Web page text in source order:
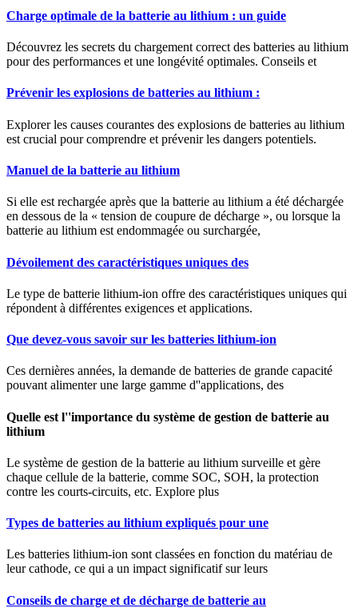
Charge optimale de la batterie au lithium : un guide
Découvrez les secrets du chargement correct des batteries au lithium
pour des performances et une longévité optimales. Conseils et
Prévenir les explosions de batteries au lithium :
Explorer les causes courantes des explosions de batteries au lithium
est crucial pour comprendre et prévenir les dangers potentiels.
Manuel de la batterie au lithium
Si elle est rechargée après que la batterie au lithium a été déchargée
en dessous de la « tension de coupure de décharge », ou lorsque la
batterie au lithium est endommagée ou surchargée,
Dévoilement des caractéristiques uniques des
Le type de batterie lithium-ion offre des caractéristiques uniques qui
répondent à différentes exigences et applications.
Que devez-vous savoir sur les batteries lithium-ion
Ces dernières années, la demande de batteries de grande capacité
pouvant alimenter une large gamme d''applications, des
Quelle est l''importance du système de gestion de batterie au
lithium
Le système de gestion de la batterie au lithium surveille et gère
chaque cellule de la batterie, comme SOC, SOH, la protection
contre les courts-circuits, etc. Explore plus
Types de batteries au lithium expliqués pour une
Les batteries lithium-ion sont classées en fonction du matériau de
leur cathode, ce qui a un impact significatif sur leurs
Conseils de charge et de décharge de batterie au